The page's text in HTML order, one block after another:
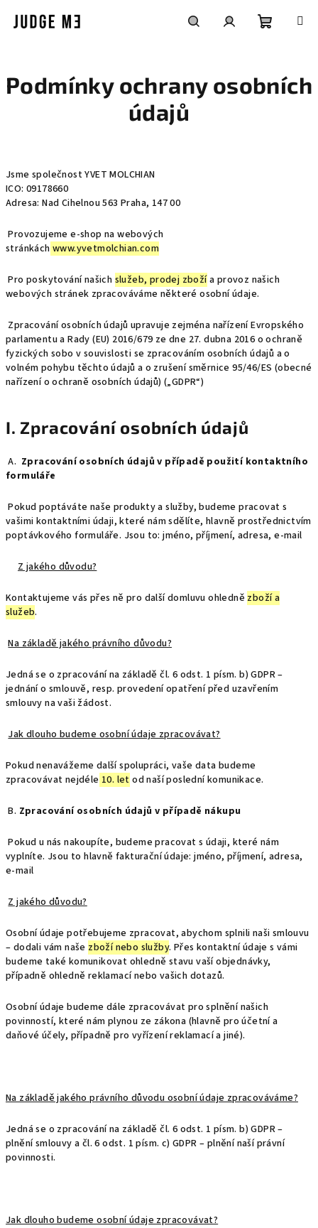
košík
Podmínky ochrany osobních
údajů
Jsme společnost YVET MOLCHIAN
ICO: 09178660
Adresa: Nad Cihelnou 563 Praha, 147 00
Provozujeme e-shop na webových
stránkách www.yvetmolchian.com
Pro poskytování našich služeb, prodej zbožía provoz našich
webových stránek zpracováváme některé osobní údaje.
Zpracování osobních údajů upravuje zejména nařízení Evropského
parlamentu a Rady (EU) 2016/679 ze dne 27. dubna 2016 o ochraně
fyzických sobo v souvislosti se zpracováním osobních údajů a o
volném pohybu těchto údajů a o zrušení směrnice 95/46/ES (obecné
nařízení o ochraně osobních údajů) („GDPR“)
I. Zpracování osobních údajů
A. Zpracování osobních údajů v případě použití kontaktního
formuláře
Pokud poptáváte naše produkty a služby, budeme pracovat s
vašimi kontaktními údaji, které nám sdělíte, hlavně prostřednictvím
poptávkového formuláře. Jsou to: jméno, příjmení, adresa, e-mail
Z jakého důvodu?
Kontaktujeme vás přes ně pro další domluvu ohledně zboží a
služeb.
Na základě jakého právního důvodu?
Jedná se o zpracování na základě čl. 6 odst. 1 písm. b) GDPR –
jednání o smlouvě, resp. provedení opatření před uzavřením
smlouvy na vaši žádost.
Jak dlouho budeme osobní údaje zpracovávat?
Pokud nenavážeme další spolupráci, vaše data budeme
zpracovávat nejdéle 10. let od naší poslední komunikace.
B. Zpracování osobních údajů v případě nákupu
Pokud u nás nakoupíte, budeme pracovat s údaji, které nám
vyplníte. Jsou to hlavně fakturační údaje: jméno, příjmení, adresa,
e-mail
Z jakého důvodu?
Osobní údaje potřebujeme zpracovat, abychom splnili naši smlouvu
– dodali vám naše zboží nebo služby. Přes kontaktní údaje s vámi
budeme také komunikovat ohledně stavu vaší objednávky,
případně ohledně reklamací nebo vašich dotazů.
Osobní údaje budeme dále zpracovávat pro splnění našich
povinností, které nám plynou ze zákona (hlavně pro účetní a
daňové účely, případně pro vyřízení reklamací a jiné).
Na základě jakého právního důvodu osobní údaje zpracováváme?
Jedná se o zpracování na základě čl. 6 odst. 1 písm. b) GDPR –
plnění smlouvy a čl. 6 odst. 1 písm. c) GDPR – plnění naší právní
povinnosti.
Jak dlouho budeme osobní údaje zpracovávat?